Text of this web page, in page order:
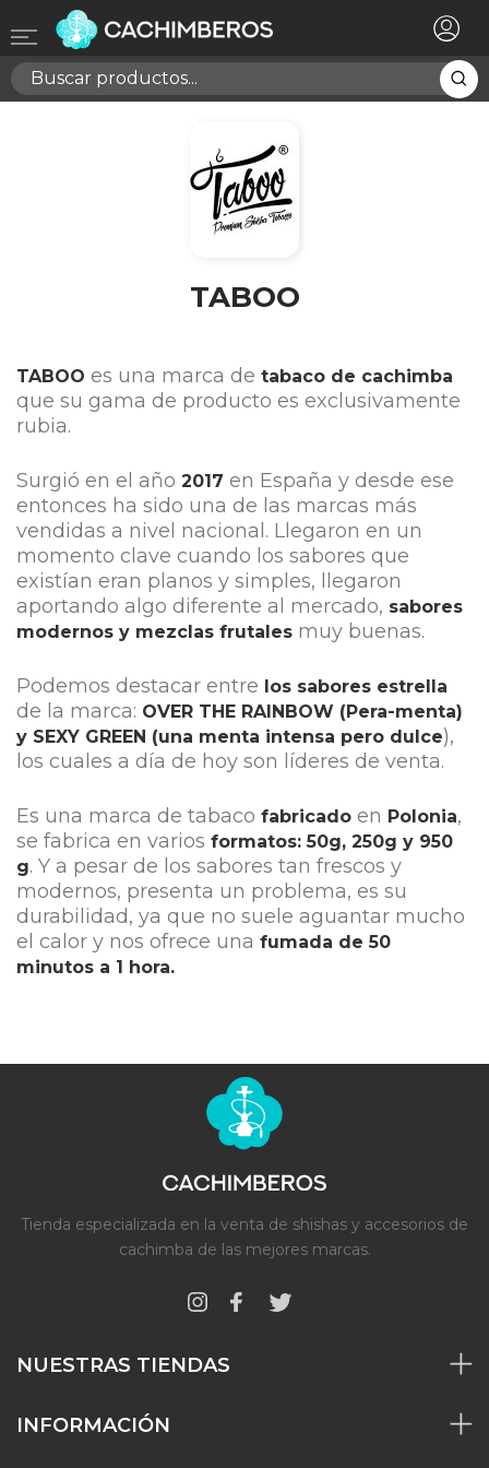
TABOO
TABOO es una marca de tabaco de cachimba
que su gama de producto es exclusivamente
rubia.
Surgió en el año 2017 en España y desde ese
entonces ha sido una de las marcas más
vendidas a nivel nacional. Llegaron en un
momento clave cuando los sabores que
existían eran planos y simples, llegaron
aportando algo diferente al mercado, sabores
modernos y mezclas frutales muy buenas.
Podemos destacar entre los sabores estrella
de la marca: OVER THE RAINBOW (Pera-menta)
y SEXY GREEN (una menta intensa pero dulce),
los cuales a día de hoy son líderes de venta.
Es una marca de tabaco fabricado en Polonia,
se fabrica en varios formatos: 50g, 250g y 950
g. Y a pesar de los sabores tan frescos y
modernos, presenta un problema, es su
durabilidad, ya que no suele aguantar mucho
el calor y nos ofrece una fumada de 50
minutos a 1 hora.
Tienda especializada en la venta de shishas y accesorios de
cachimba de las mejores marcas.
NUESTRAS TIENDAS
INFORMACIÓN
Registrarse ×
Necesitas hacer login para guardar productos en tu